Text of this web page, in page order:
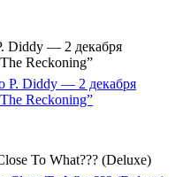
Diddy — 2 декабря
Reckoning”
To What??? (Deluxe)